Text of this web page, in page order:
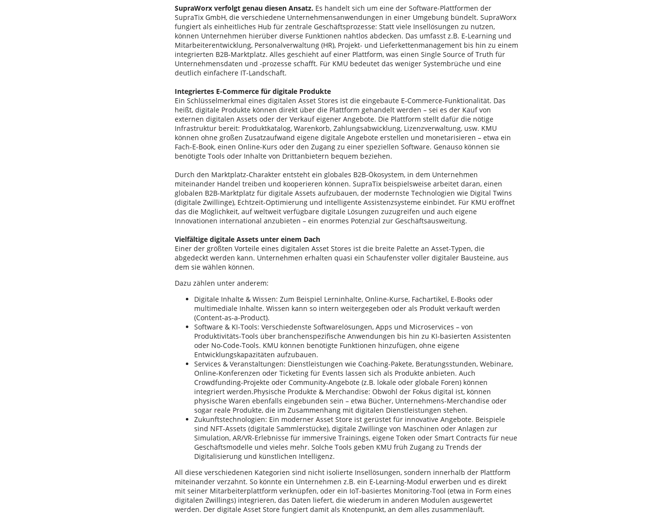
SupraWorx verfolgt genau diesen Ansatz. Es handelt sich um eine der Software-Plattformen der
SupraTix GmbH, die verschiedene Unternehmensanwendungen in einer Umgebung bündelt. SupraWorx
fungiert als einheitliches Hub für zentrale Geschäftsprozesse: Statt viele Insellösungen zu nutzen,
können Unternehmen hierüber diverse Funktionen nahtlos abdecken. Das umfasst z.B. E-Learning und
Mitarbeiterentwicklung, Personalverwaltung (HR), Projekt- und Lieferkettenmanagement bis hin zu einem
integrierten B2B-Marktplatz. Alles geschieht auf einer Plattform, was einen Single Source of Truth für
Unternehmensdaten und -prozesse schafft. Für KMU bedeutet das weniger Systembrüche und eine
deutlich einfachere IT-Landschaft.
Integriertes E-Commerce für digitale Produkte
Ein Schlüsselmerkmal eines digitalen Asset Stores ist die eingebaute E-Commerce-Funktionalität. Das
heißt, digitale Produkte können direkt über die Plattform gehandelt werden – sei es der Kauf von
externen digitalen Assets oder der Verkauf eigener Angebote. Die Plattform stellt dafür die nötige
Infrastruktur bereit: Produktkatalog, Warenkorb, Zahlungsabwicklung, Lizenzverwaltung, usw. KMU
können ohne großen Zusatzaufwand eigene digitale Angebote erstellen und monetarisieren – etwa ein
Fach-E-Book, einen Online-Kurs oder den Zugang zu einer speziellen Software. Genauso können sie
benötigte Tools oder Inhalte von Drittanbietern bequem beziehen.
Durch den Marktplatz-Charakter entsteht ein globales B2B-Ökosystem, in dem Unternehmen
miteinander Handel treiben und kooperieren können. SupraTix beispielsweise arbeitet daran, einen
globalen B2B-Marktplatz für digitale Assets aufzubauen, der modernste Technologien wie Digital Twins
(digitale Zwillinge), Echtzeit-Optimierung und intelligente Assistenzsysteme einbindet. Für KMU eröffnet
das die Möglichkeit, auf weltweit verfügbare digitale Lösungen zuzugreifen und auch eigene
Innovationen international anzubieten – ein enormes Potenzial zur Geschäftsausweitung.
Vielfältige digitale Assets unter einem Dach
Einer der größten Vorteile eines digitalen Asset Stores ist die breite Palette an Asset-Typen, die
abgedeckt werden kann. Unternehmen erhalten quasi ein Schaufenster voller digitaler Bausteine, aus
dem sie wählen können.
Dazu zählen unter anderem:
Digitale Inhalte & Wissen: Zum Beispiel Lerninhalte, Online-Kurse, Fachartikel, E-Books oder
multimediale Inhalte. Wissen kann so intern weitergegeben oder als Produkt verkauft werden
(Content-as-a-Product).
Software & KI-Tools: Verschiedenste Softwarelösungen, Apps und Microservices – von
Produktivitäts-Tools über branchenspezifische Anwendungen bis hin zu KI-basierten Assistenten
oder No-Code-Tools. KMU können benötigte Funktionen hinzufügen, ohne eigene
Entwicklungskapazitäten aufzubauen.
Services & Veranstaltungen: Dienstleistungen wie Coaching-Pakete, Beratungsstunden, Webinare,
Online-Konferenzen oder Ticketing für Events lassen sich als Produkte anbieten. Auch
Crowdfunding-Projekte oder Community-Angebote (z.B. lokale oder globale Foren) können
integriert werden.Physische Produkte & Merchandise: Obwohl der Fokus digital ist, können
physische Waren ebenfalls eingebunden sein – etwa Bücher, Unternehmens-Merchandise oder
sogar reale Produkte, die im Zusammenhang mit digitalen Dienstleistungen stehen.
Zukunftstechnologien: Ein moderner Asset Store ist gerüstet für innovative Angebote. Beispiele
sind NFT-Assets (digitale Sammlerstücke), digitale Zwillinge von Maschinen oder Anlagen zur
Simulation, AR/VR-Erlebnisse für immersive Trainings, eigene Token oder Smart Contracts für neue
Geschäftsmodelle und vieles mehr. Solche Tools geben KMU früh Zugang zu Trends der
Digitalisierung und künstlichen Intelligenz.
All diese verschiedenen Kategorien sind nicht isolierte Insellösungen, sondern innerhalb der Plattform
miteinander verzahnt. So könnte ein Unternehmen z.B. ein E-Learning-Modul erwerben und es direkt
mit seiner Mitarbeiterplattform verknüpfen, oder ein IoT-basiertes Monitoring-Tool (etwa in Form eines
digitalen Zwillings) integrieren, das Daten liefert, die wiederum in anderen Modulen ausgewertet
werden. Der digitale Asset Store fungiert damit als Knotenpunkt, an dem alles zusammenläuft.